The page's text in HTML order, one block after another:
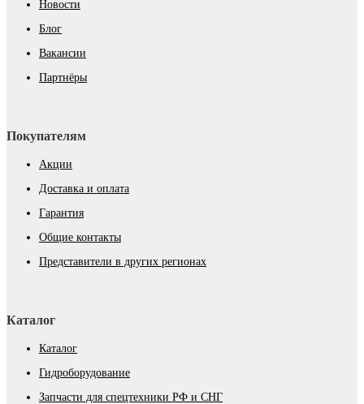
Новости
Блог
Вакансии
Партнёры
Покупателям
Акции
Доставка и оплата
Гарантия
Общие контакты
Представители в других регионах
Каталог
Каталог
Гидроборудование
Запчасти для спецтехники РФ и СНГ